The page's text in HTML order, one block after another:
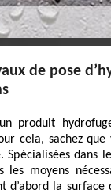
de pose
produit
cela, sachez
dans
les moyens
d’abord la